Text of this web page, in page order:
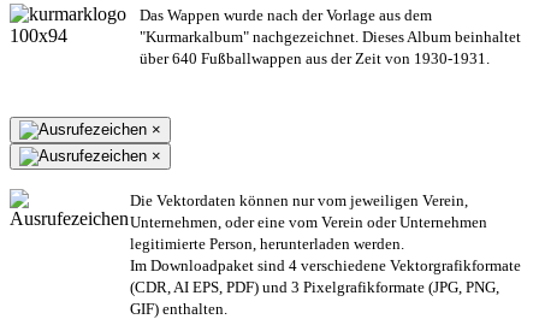
Das Wappen wurde nach der Vorlage aus dem
"Kurmarkalbum" nachgezeichnet. Dieses Album beinhaltet
über 640 Fußballwappen aus der Zeit von 1930-1931.
×
×
Die Vektordaten können nur vom jeweiligen Verein,
Unternehmen, oder eine vom Verein oder Unternehmen
legitimierte Person, herunterladen werden.
Im Downloadpaket sind 4 verschiedene Vektorgrafikformate
(CDR, AI EPS, PDF) und 3 Pixelgrafikformate (JPG, PNG,
GIF) enthalten.